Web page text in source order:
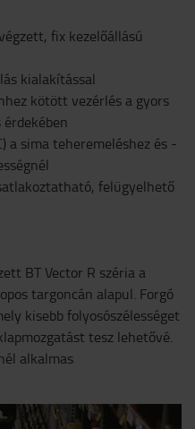
fix kezelőállású
kialakítással
kötött vezérlés a gyors
a sima teheremeléshez és -
felügyelhető
BT Vector R széria a
targoncán alapul. Forgó
kisebb folyosószélességet
tesz lehetővé.
alkalmas